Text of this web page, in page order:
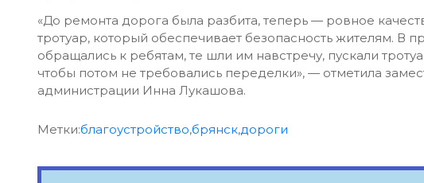
«До ремонта дорога была разбита, теперь — ровное
тротуар, который обеспечивает безопасность жителям. В
обращались к ребятам, те шли им навстречу, пускали
чтобы потом не требовались переделки», — отметила
администрации Инна Лукашова.
Метки:благоустройство,брянск,дороги